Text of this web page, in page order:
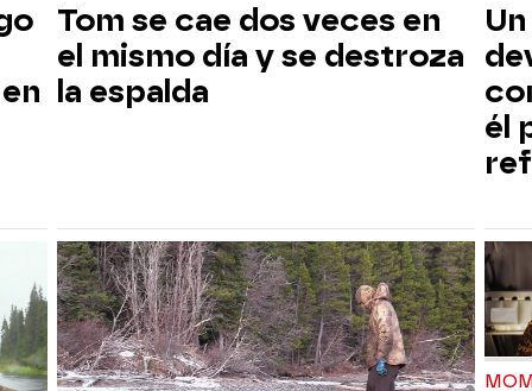
Tom se cae dos veces en
el mismo día y se destroza
la espalda
él